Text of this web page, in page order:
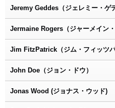
Jeremy Geddes（ジェレミー・ゲ
Jermaine Rogers（ジャーメイン・
Jim FitzPatrick（ジム・フィッツパ
John Doe（ジョン・ドウ）
Jonas Wood (ジョナス・ウッド)